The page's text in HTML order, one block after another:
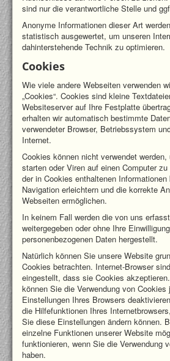
sind nur die verantwortliche Stelle und
Anonyme Informationen dieser Art
statistisch ausgewertet, um unseren
dahinterstehende Technik zu optimieren.
Cookies
Wie viele andere Webseiten verwenden
„Cookies“. Cookies sind kleine
Websiteserver auf Ihre Festplatte
erhalten wir automatisch bestimmte
verwendeter Browser, Betriebssystem
Internet.
Cookies können nicht verwendet
starten oder Viren auf einen Computer
der in Cookies enthaltenen
Navigation erleichtern und die korrekte
Webseiten ermöglichen.
In keinem Fall werden die von uns
weitergegeben oder ohne Ihre
personenbezogenen Daten hergestellt.
Natürlich können Sie unsere Website
Cookies betrachten. Internet-Browser
eingestellt, dass sie Cookies
können Sie die Verwendung von Cookies
Einstellungen Ihres Browsers
die Hilfefunktionen Ihres
Sie diese Einstellungen ändern können.
einzelne Funktionen unserer Website
funktionieren, wenn Sie die Verwendung
haben.